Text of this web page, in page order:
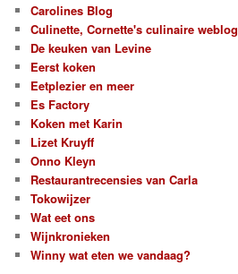
h
Carolines Blog
Culinette, Cornette's culinaire weblog
De keuken van Levine
Eerst koken
Eetplezier en meer
Es Factory
Koken met Karin
Lizet Kruyff
Onno Kleyn
Restaurantrecensies van Carla
Tokowijzer
Wat eet ons
Wijnkronieken
Winny wat eten we vandaag?